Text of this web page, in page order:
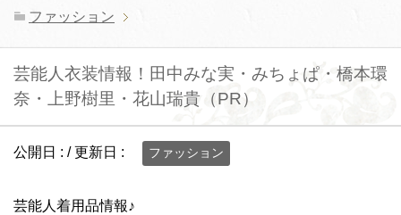
ファッション
芸能人衣装情報！田中みな実・みちょぱ・橋本環
奈・上野樹里・花山瑞貴（PR）
公開日 : / 更新日 : ファッション
芸能人着用品情報♪